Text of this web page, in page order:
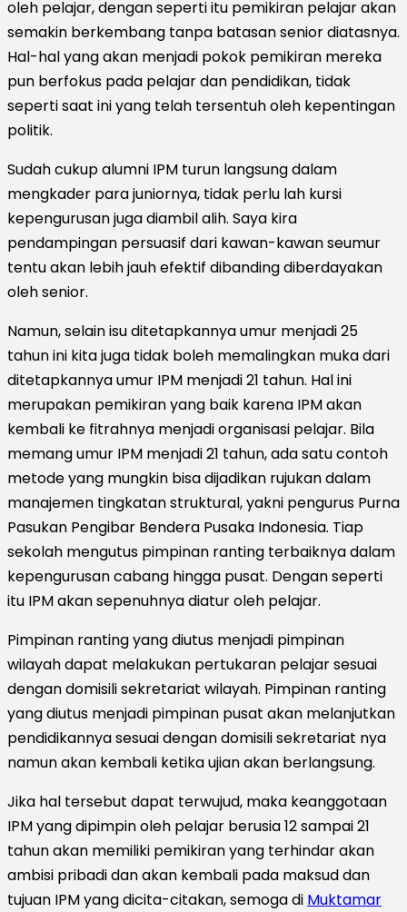
oleh pelajar, dengan seperti itu pemikiran pelajar akan
semakin berkembang tanpa batasan senior diatasnya.
Hal-hal yang akan menjadi pokok pemikiran mereka
pun berfokus pada pelajar dan pendidikan, tidak
seperti saat ini yang telah tersentuh oleh kepentingan
politik.
Sudah cukup alumni IPM turun langsung dalam
mengkader para juniornya, tidak perlu lah kursi
kepengurusan juga diambil alih. Saya kira
pendampingan persuasif dari kawan-kawan seumur
tentu akan lebih jauh efektif dibanding diberdayakan
oleh senior.
Namun, selain isu ditetapkannya umur menjadi 25
tahun ini kita juga tidak boleh memalingkan muka dari
ditetapkannya umur IPM menjadi 21 tahun. Hal ini
merupakan pemikiran yang baik karena IPM akan
kembali ke fitrahnya menjadi organisasi pelajar. Bila
memang umur IPM menjadi 21 tahun, ada satu contoh
metode yang mungkin bisa dijadikan rujukan dalam
manajemen tingkatan struktural, yakni pengurus Purna
Pasukan Pengibar Bendera Pusaka Indonesia. Tiap
sekolah mengutus pimpinan ranting terbaiknya dalam
kepengurusan cabang hingga pusat. Dengan seperti
itu IPM akan sepenuhnya diatur oleh pelajar.
Pimpinan ranting yang diutus menjadi pimpinan
wilayah dapat melakukan pertukaran pelajar sesuai
dengan domisili sekretariat wilayah. Pimpinan ranting
yang diutus menjadi pimpinan pusat akan melanjutkan
pendidikannya sesuai dengan domisili sekretariat nya
namun akan kembali ketika ujian akan berlangsung.
Jika hal tersebut dapat terwujud, maka keanggotaan
IPM yang dipimpin oleh pelajar berusia 12 sampai 21
tahun akan memiliki pemikiran yang terhindar akan
ambisi pribadi dan akan kembali pada maksud dan
tujuan IPM yang dicita-citakan, semoga di Muktamar